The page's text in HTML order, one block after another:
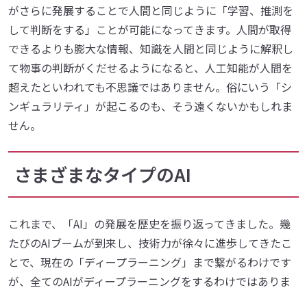
がさらに発展することで人間と同じように「学習、推測を
して判断をする」ことが可能になってきます。人間が取得
できるよりも膨大な情報、知識を人間と同じように解釈し
て物事の判断がくだせるようになると、人工知能が人間を
超えたといわれても不思議ではありません。俗にいう「シ
ンギュラリティ」が起こるのも、そう遠くないかもしれま
せん。
さまざまなタイプのAI
これまで、「AI」の発展を歴史を振り返ってきました。幾
たびのAIブームが到来し、技術力が徐々に進歩してきたこ
とで、現在の「ディープラーニング」まで繋がるわけです
が、全てのAIがディープラーニングをするわけではありま